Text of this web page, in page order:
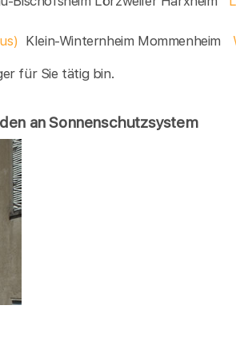
Klein-Winternheim Mommenheim
für Sie tätig bin.
an Sonnenschutzsystem